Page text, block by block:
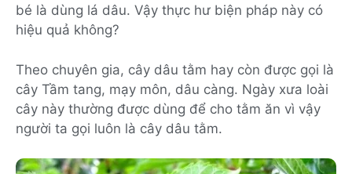
bé là dùng lá dâu. Vậy thực hư biện pháp này có
hiệu quả không?
Theo chuyên gia, cây dâu tằm hay còn được gọi là
cây Tầm tang, mạy môn, dâu càng. Ngày xưa loài
cây này thường được dùng để cho tằm ăn vì vậy
người ta gọi luôn là cây dâu tằm.